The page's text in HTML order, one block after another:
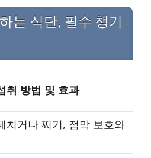
는 식단, 필수 챙기
취 방법 및 효과
치거나 찌기, 점막 보호와